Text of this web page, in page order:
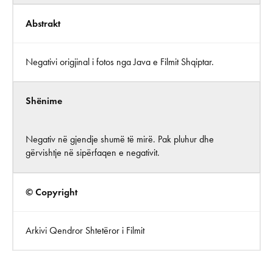
Abstrakt
Negativi origjinal i fotos nga Java e Filmit Shqiptar.
Shënime
Negativ në gjendje shumë të mirë. Pak pluhur dhe
gërvishtje në sipërfaqen e negativit.
© Copyright
Arkivi Qendror Shtetëror i Filmit